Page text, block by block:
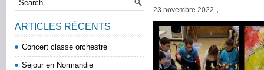
23 novembre 2022
ARTICLES RÉCENTS
Concert classe orchestre
Séjour en Normandie